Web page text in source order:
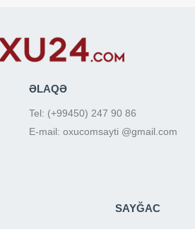
ƏLAQƏ
Tel: (+99450) 247 90 86
E-mail: oxucomsayti @gmail.com
SAYĞAC